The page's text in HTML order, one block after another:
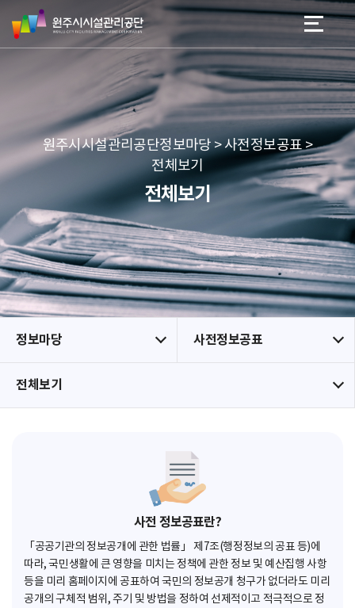
네
본문 바로가기
메뉴 바로가기
원
주
시
리
공
단
원주시시설관리공단정보마당 > 사전정보공표 >
전체보기
전체보기
정보마당 사전정보공표
전체보기
사전 정보공표란?
「공공기관의 정보공개에 관한 법률」 제7조(행정정보의 공표 등)에
따라, 국민생활에 큰 영향을 미치는 정책에 관한 정보 및 예산집행 사항
등을 미리 홈페이지에 공표하여 국민의 정보공개 청구가 없더라도 미리
공개의 구체적 범위, 주기 및 방법을 정하여 선제적이고 적극적으로 정